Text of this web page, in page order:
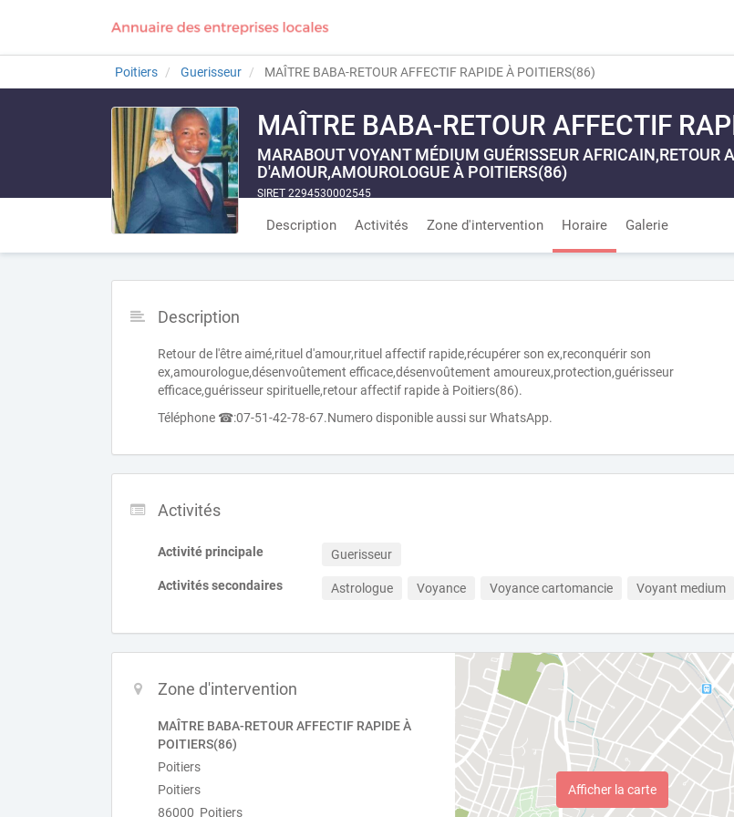
Poitiers Guerisseur MAÎTRE BABA-RETOUR AFFECTIF RAPIDE À POITIERS(86)
MAÎTRE BABA-RETOUR AFFECTIF
MARABOUT VOYANT MÉDIUM GUÉRISSEUR AFRICAIN,RETOUR
D'AMOUR,AMOUROLOGUE À POITIERS(86)
SIRET 2294530002545
Description Activités Zone d'intervention Horaire Galerie
Description
Retour de l'être aimé,rituel d'amour,rituel affectif rapide,récupérer son ex,reconquérir son
ex,amourologue,désenvoûtement efficace,désenvoûtement amoureux,protection,guérisseur
efficace,guérisseur spirituelle,retour affectif rapide à Poitiers(86).
Téléphone ☎:07-51-42-78-67.Numero disponible aussi sur WhatsApp.
Activités
Activité principale Guerisseur
Activités secondaires Astrologue Voyance Voyance cartomancie Voyant medium
Zone d'intervention
MAÎTRE BABA-RETOUR AFFECTIF RAPIDE À
POITIERS(86)
Poitiers
Poitiers
86000 Poitiers
Afficher la carte